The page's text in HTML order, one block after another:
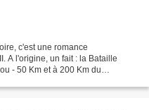
c'est une romance
A l'origine, un fait : la Bataille
- 50 Km et à 200 Km du